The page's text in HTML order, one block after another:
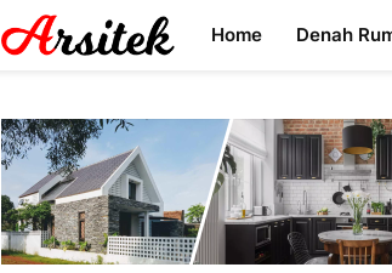
Home Denah